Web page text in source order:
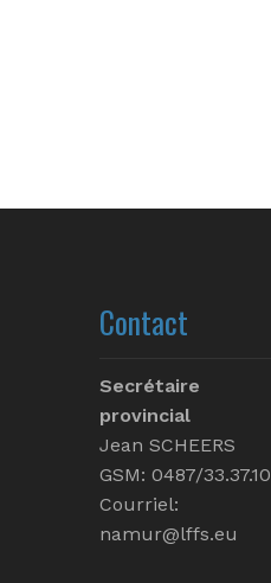
Contact
Secrétaire
provincial
Jean SCHEERS
GSM: 0487/33.37.10
Courriel:
namur@lffs.eu